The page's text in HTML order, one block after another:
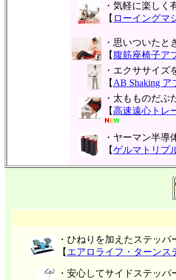
・気軽に楽しく
【 ローイングマ
・思いついたと
【 腹筋座椅子ア
・エクササイズ
【 AB Shaking
・太もものだぶ
【高速遠心トレ
・ヤーマン半導
【ゲルマトリプ
・ひねりを加えたステッパ
【 エアロライフ・ターンス
・安心してサイドステッパ